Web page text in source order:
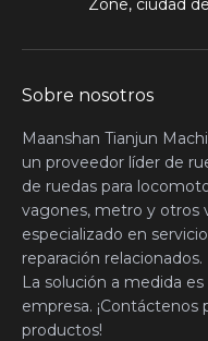
Zone, ciudad
Sobre nosotros
Maanshan Tianjun
un proveedor líder de
de ruedas para
vagones, metro y otros
especializado en
reparación relacionados.
La solución a medida
empresa. ¡Contáctenos
productos!